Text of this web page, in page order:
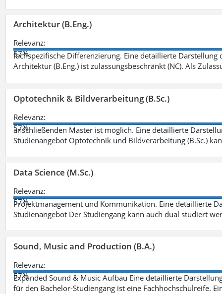
Architektur (B.Eng.)
Relevanz:
57%
fachspezifische Differenzierung. Eine detaillierte
Architektur (B.Eng.) ist zulassungsbeschränkt (NC). Als
Optotechnik & Bildverarbeitung (B.Sc.)
Relevanz:
57%
anschließenden Master ist möglich. Eine detaillierte
Studienangebot Optotechnik und Bildverarbeitung (B.Sc.)
Data Science (M.Sc.)
Relevanz:
57%
Projektmanagement und Kommunikation. Eine detaillierte
Studienangebot Der Studiengang kann auch dual studiert
Sound, Music and Production (B.A.)
Relevanz:
57%
Expanded Sound & Music Aufbau Eine detaillierte
für den Bachelor-Studiengang ist eine Fachhochschulreife.